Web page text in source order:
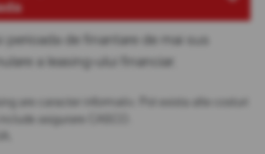
perioada de finantare de mai sus
a leasing-ului financiar.
are caracter informativ. Pot exista alte costuri
asigurare CASCO.